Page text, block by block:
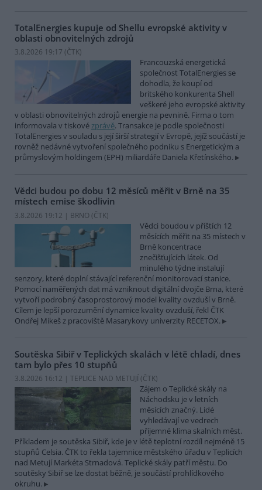
TotalEnergies kupuje od Shellu evropské aktivity v
oblasti obnovitelných zdrojů
3.8.2026 19:17 (ČTK)
Francouzská energetická
společnost TotalEnergies se
dohodla, že koupí od
britského konkurenta Shell
veškeré jeho evropské aktivity
v oblasti obnovitelných zdrojů energie na pevnině. Firma o tom
informovala v tiskovézprávě. Transakce je podle společnosti
TotalEnergies v souladu s její širší strategií v Evropě, jejíž součástí je
rovněž nedávné vytvoření společného podniku s Energetickým a
průmyslovým holdingem (EPH) miliardáře Daniela Křetínského.
Vědci budou po dobu 12 měsíců měřit v Brně na 35
místech emise škodlivin
3.8.2026 19:12 | BRNO (ČTK)
Vědci boudou v příštích 12
měsících měřit na 35 místech v
Brně koncentrace
znečišťujících látek. Od
minulého týdne instalují
senzory, které doplní stávající referenční monitorovací stanice.
Pomocí naměřených dat má vzniknout digitální dvojče Brna, které
vytvoří podrobný časoprostorový model kvality ovzduší v Brně.
Cílem je lepší porozumění dynamice kvality ovzduší, řekl ČTK
Ondřej Mikeš z pracoviště Masarykovy univerzity RECETOX.
Soutěska Sibiř v Teplických skalách v létě chladí, dnes
tam bylo přes 10 stupňů
3.8.2026 16:12 | TEPLICE NAD METUJÍ (ČTK)
Zájem o Teplické skály na
Náchodsku je v letních
měsících značný. Lidé
vyhledávají ve vedrech
příjemné klima skalních měst.
Příkladem je soutěska Sibiř, kde je v létě teplotní rozdíl nejméně 15
stupňů Celsia. ČTK to řekla tajemnice městského úřadu v Teplicích
nad Metují Markéta Strnadová. Teplické skály patří městu. Do
soutěsky Sibiř se lze dostat běžně, je součástí prohlídkového
okruhu.